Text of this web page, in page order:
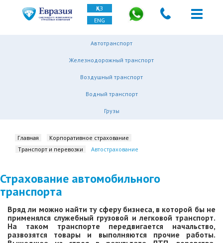
ҚАЗ
ENG
Автотранспорт
Железнодорожный транспорт
Воздушный транспорт
Водный транспорт
Грузы
Главная
Корпоративное страхование
Транспорт и перевозки
Автострахование
Страхование автомобильного
транспорта
Вряд ли можно найти ту сферу бизнеса, в которой бы не
применялся служебный грузовой и легковой транспорт.
На таком транспорте передвигается начальство,
развозятся товары и выполняются прочие работы.